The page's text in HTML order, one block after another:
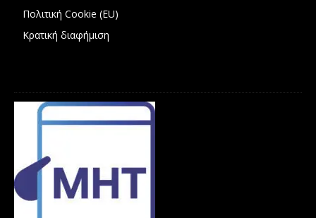
Πολιτική Cookie (EU)
Κρατική διαφήμιση